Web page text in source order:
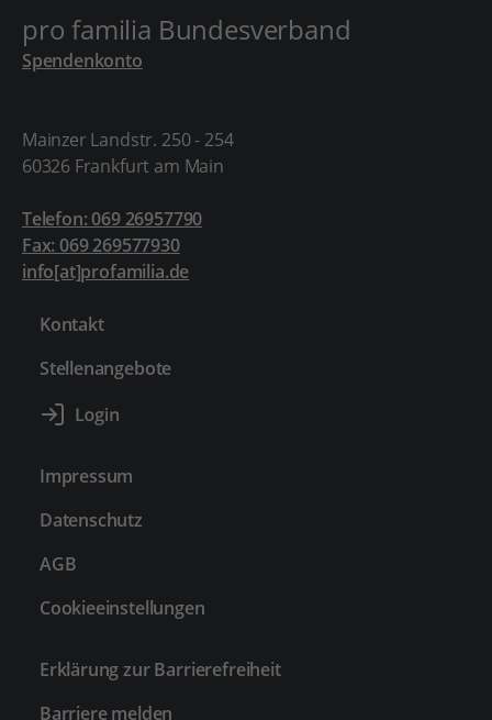
pro familia Bundesverband
Spendenkonto
Mainzer Landstr. 250 - 254
60326 Frankfurt am Main
Telefon: 069 26957790
Fax: 069 269577930
info[at]profamilia.de
Kontakt
Stellenangebote
Impressum
Datenschutz
AGB
Cookieeinstellungen
Erklärung zur Barrierefreiheit
Barriere melden